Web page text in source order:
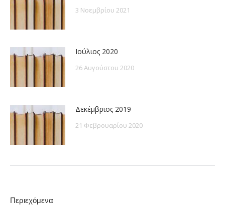
3 Νοεμβρίου 2021
Ιούλιος 2020
26 Αυγούστου 2020
Δεκέμβριος 2019
21 Φεβρουαρίου 2020
Περιεχόμενα